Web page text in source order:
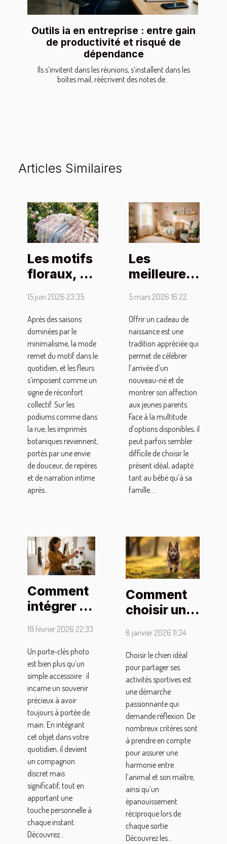
Outils ia en entreprise : entre gain
de productivité et risqué de
dépendance
Ils s’invitent dans les réunions, s’installent dans les
boîtes mail, réécrivent des notes de...
Articles Similaires
Les motifs
floraux, un
rassurant
dans la
mode
post-
pandémie
15 juin 2026 23:35
Après des saisons
dominées par le
minimalisme, la mode
remet du motif dans le
quotidien, et les fleurs
s’imposent comme un
signe de réconfort
collectif. Sur les
podiums comme dans
la rue, les imprimés
botaniques reviennent,
portés par une envie
de douceur, de repères
et de narration intime
après...
Les
meilleures
cadeaux
pour une
naissance
5 mars 2026 16:22
Offrir un cadeau de
naissance est une
tradition appréciée qui
permet de célébrer
l’arrivée d’un
nouveau-né et de
montrer son affection
aux jeunes parents.
Face à la multitude
d’options disponibles, il
peut parfois sembler
difficile de choisir le
présent idéal, adapté
tant au bébé qu’à sa
famille....
Comment
intégrer un
porte-clés
photo
dans votre
quotidien
?
19 février 2026 22:33
Un porte-clés photo
est bien plus qu’un
simple accessoire : il
incarne un souvenir
précieux à avoir
toujours à portée de
main. En intégrant
cet objet dans votre
quotidien, il devient
un compagnon
discret mais
significatif, tout en
apportant une
touche personnelle à
chaque instant.
Découvrez...
Comment
choisir un
canin pour
vos
activités
sportives ?
8 janvier 2026 11:34
Choisir le chien idéal
pour partager ses
activités sportives est
une démarche
passionnante qui
demande réflexion. De
nombreux critères sont
à prendre en compte
pour assurer une
harmonie entre
l’animal et son maître,
ainsi qu’un
épanouissement
réciproque lors de
chaque sortie.
Découvrez les...